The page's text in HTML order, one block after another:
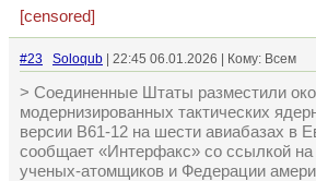
[censored]
#23 Soloqub | 22:45 06.01.2026 | Кому: Всем
> Соединенные Штаты разместили
модернизированных тактических
версии B61-12 на шести авиабазах в
сообщает «Интерфакс» со ссылкой
ученых-атомщиков и Федерации